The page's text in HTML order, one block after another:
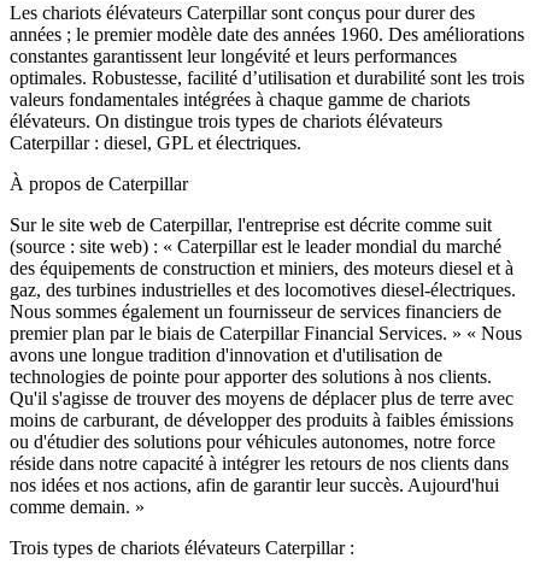
Les chariots élévateurs Caterpillar sont conçus pour durer des
années ; le premier modèle date des années 1960. Des améliorations
constantes garantissent leur longévité et leurs performances
optimales. Robustesse, facilité d’utilisation et durabilité sont les trois
valeurs fondamentales intégrées à chaque gamme de chariots
élévateurs. On distingue trois types de chariots élévateurs
Caterpillar : diesel, GPL et électriques.
À propos de Caterpillar
Sur le site web de Caterpillar, l'entreprise est décrite comme suit
(source : site web) : « Caterpillar est le leader mondial du marché
des équipements de construction et miniers, des moteurs diesel et à
gaz, des turbines industrielles et des locomotives diesel-électriques.
Nous sommes également un fournisseur de services financiers de
premier plan par le biais de Caterpillar Financial Services. » « Nous
avons une longue tradition d'innovation et d'utilisation de
technologies de pointe pour apporter des solutions à nos clients.
Qu'il s'agisse de trouver des moyens de déplacer plus de terre avec
moins de carburant, de développer des produits à faibles émissions
ou d'étudier des solutions pour véhicules autonomes, notre force
réside dans notre capacité à intégrer les retours de nos clients dans
nos idées et nos actions, afin de garantir leur succès. Aujourd'hui
comme demain. »
Trois types de chariots élévateurs Caterpillar :